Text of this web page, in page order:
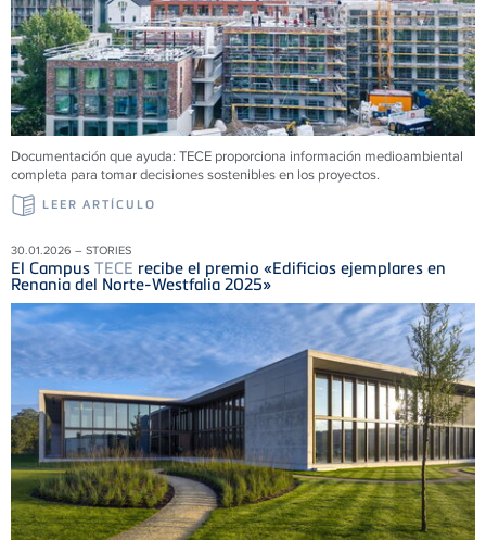
Documentación que ayuda: TECE proporciona información medioambiental
completa para tomar decisiones sostenibles en los proyectos.
LEER ARTÍCULO
30.01.2026 – STORIES
El Campus TECE recibe el premio «Edificios ejemplares en
Renania del Norte-Westfalia 2025»